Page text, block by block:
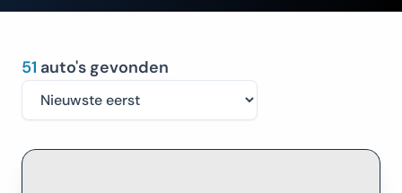
51 auto's gevonden